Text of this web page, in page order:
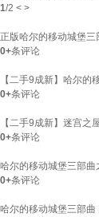
1/2 < >
正版哈尔的移动城堡三
0+条评论
【二手9成新】哈尔的
0+条评论
【二手9成新】迷宫之
0+条评论
哈尔的移动城堡三部
0+条评论
哈尔的移动城堡三部曲